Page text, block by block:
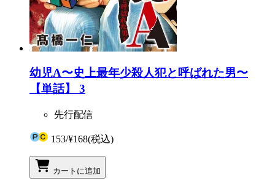
幼児A〜史上最年少殺人犯と呼ばれた男〜
【単話】 3
先行配信
153/¥168(税込)
カートに追加